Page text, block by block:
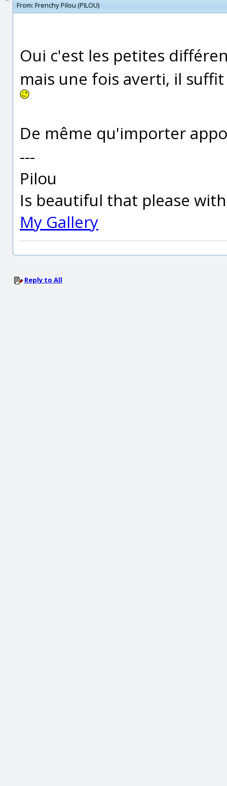
From: Frenchy Pilou (PILOU)
Oui c'est les petites
mais une fois averti, il
De même qu'importer
---
Pilou
Is beautiful that please
My Gallery
Reply to All